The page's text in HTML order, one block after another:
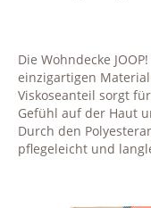
Die Wohndecke
einzigartigen
Viskoseanteil sorgt
Gefühl auf der Haut
Durch den
pflegeleicht und